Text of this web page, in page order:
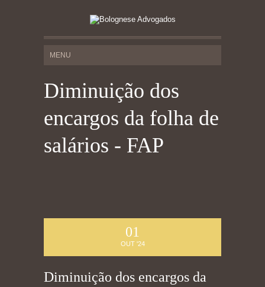
Diminuição dos
encargos da folha de
salários - FAP
01
OUT '24
Diminuição dos encargos da